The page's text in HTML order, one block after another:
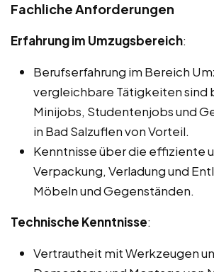
Fachliche Anforderungen
Erfahrung im Umzugsbereich:
Berufserfahrung im Bereich
vergleichbare Tätigkeiten sind
Minijobs, Studentenjobs und
in Bad Salzuflen von Vorteil.
Kenntnisse über die effiziente
Verpackung, Verladung und
Möbeln und Gegenständen.
Technische Kenntnisse:
Vertrautheit mit Werkzeugen